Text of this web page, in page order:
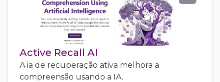
Active Recall AI
A ia de recuperação ativa melhora a
compreensão usando a IA.